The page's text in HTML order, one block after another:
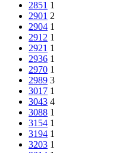
2851 1
2901 2
2904 1
2912 1
2921 1
2936 1
2970 1
2989 3
3017 1
3043 4
3088 1
3154 1
3194 1
3203 1